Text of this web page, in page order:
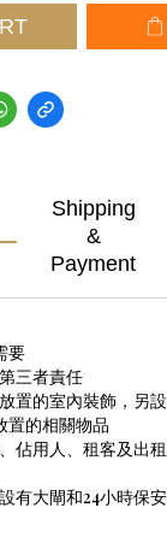
Shipping
&
Payment
要
三者責任
置的室內裝飾，另
置的相關物品
佔用人、租客及出
有大閘和24小時保